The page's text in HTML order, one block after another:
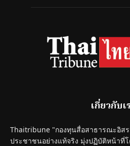
เกี่ยวกับเ
Thaitribune "กองทุนสื่อสาธารณะอิส
ประชาชนอย่างแท้จริง มุ่งปฏิบัติหน้าที่